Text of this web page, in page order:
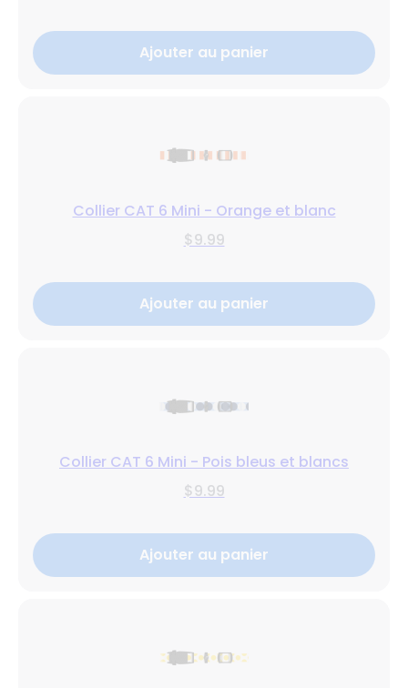
Ajouter au panier
Collier CAT 6 Mini - Orange et blanc
$9.99
Ajouter au panier
Collier CAT 6 Mini - Pois bleus et blancs
$9.99
Ajouter au panier